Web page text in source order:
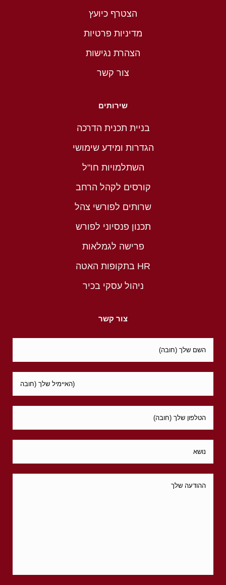
הצטרף כיועץ
מדיניות פרטיות
הצהרת נגישות
צור קשר
שירותים
בניית תכנית הדרכה
הגדרות ומידע שימושי
השתלמויות חו"ל
קורסים לקהל הרחב
שרותים לפורשי צהל
תכנון פנסיוני לפורש
פרישה לגמלאות
HR בתקופות האטה
ניהול עסקי בכיר
צור קשר